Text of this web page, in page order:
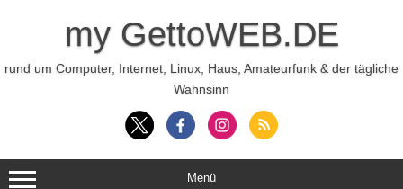
my GettoWEB.DE
rund um Computer, Internet, Linux, Haus, Amateurfunk & der tägliche
Wahnsinn
Menü